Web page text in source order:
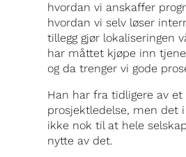
hvordan vi anskaffer
hvordan vi selv løser
tillegg gjør lokaliseringen
har måttet kjøpe inn
og da trenger vi gode
Han har fra tidligere av
prosjektledelse, men det i
ikke nok til at hele
nytte av det.